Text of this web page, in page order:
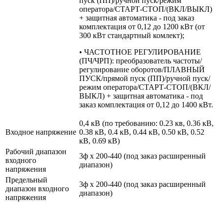
оператора/СТАРТ-СТОП/(ВКЛ/ВЫКЛ)
+ защитная автоматика - под заказ
комплектация от 0,12 до 1200 кВт (от
300 кВт стандартный комлект);
• ЧАСТОТНОЕ РЕГУЛИРОВАНИЕ
(ПЧ/ЧРП): преобразователь частоты/
регулирование оборотов/ПЛАВНЫЙ
ПУСК/прямой пуск (ПП)/ручной пуск/
режим оператора/СТАРТ-СТОП/(ВКЛ/
ВЫКЛ) + защитная автоматика - под
заказ комплектация от 0,12 до 1400 кВт.
Входное напряжение
0,4 кВ (по требованию: 0.23 кв, 0.36 кВ,
0.38 кВ, 0.4 кВ, 0.44 кВ, 0.50 кВ, 0.52
кВ, 0.69 кВ)
Рабочий диапазон
входного
напряжения
3ф х 200-440 (под заказ расширенный
диапазон)
Предельный
диапазон входного
напряжения
3ф х 200-440 (под заказ расширенный
диапазон)